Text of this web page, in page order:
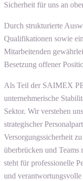
Sicherheit für uns an
Durch strukturierte
Qualifikationen sowie
Mitarbeitenden
Besetzung offener
Als Teil der SAIMEX
unternehmerische
Sektor. Wir verstehen
strategischer
Versorgungssicherheit
überbrücken und Teams
steht für professionelle
und verantwortungsvolle